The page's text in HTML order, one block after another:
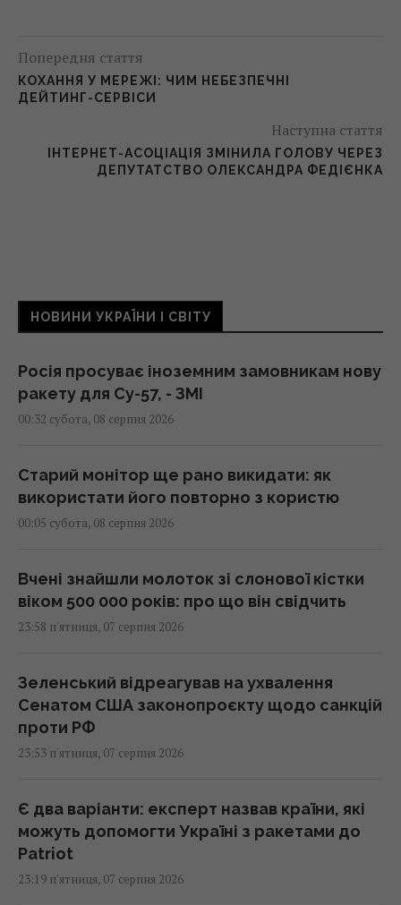
Попередня стаття
КОХАННЯ У МЕРЕЖІ: ЧИМ НЕБЕЗПЕЧНІ
ДЕЙТИНГ-СЕРВІСИ
Наступна стаття
ІНТЕРНЕТ-АСОЦІАЦІЯ ЗМІНИЛА ГОЛОВУ ЧЕРЕЗ
ДЕПУТАТСТВО ОЛЕКСАНДРА ФЕДІЄНКА
НОВИНИ УКРАЇНИ І СВІТУ
Росія просуває іноземним замовникам нову
ракету для Су-57, - ЗМІ
00:32 субота, 08 серпня 2026
Старий монітор ще рано викидати: як
використати його повторно з користю
00:05 субота, 08 серпня 2026
Вчені знайшли молоток зі слонової кістки
віком 500 000 років: про що він свідчить
23:58 п'ятниця, 07 серпня 2026
Зеленський відреагував на ухвалення
Сенатом США законопроєкту щодо санкцій
проти РФ
23:53 п'ятниця, 07 серпня 2026
Є два варіанти: експерт назвав країни, які
можуть допомогти Україні з ракетами до
Patriot
23:19 п'ятниця, 07 серпня 2026